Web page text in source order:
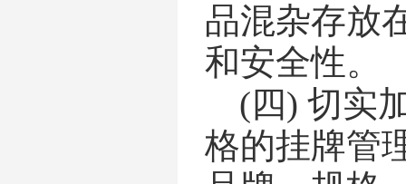
品混杂存放
和安全性。
(四) 切实
格的挂牌管